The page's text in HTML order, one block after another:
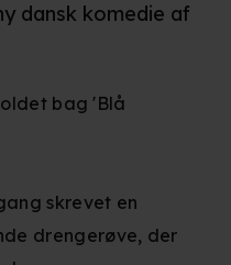
dansk komedie af
bag 'Blå
skrevet en
drengerøve, der